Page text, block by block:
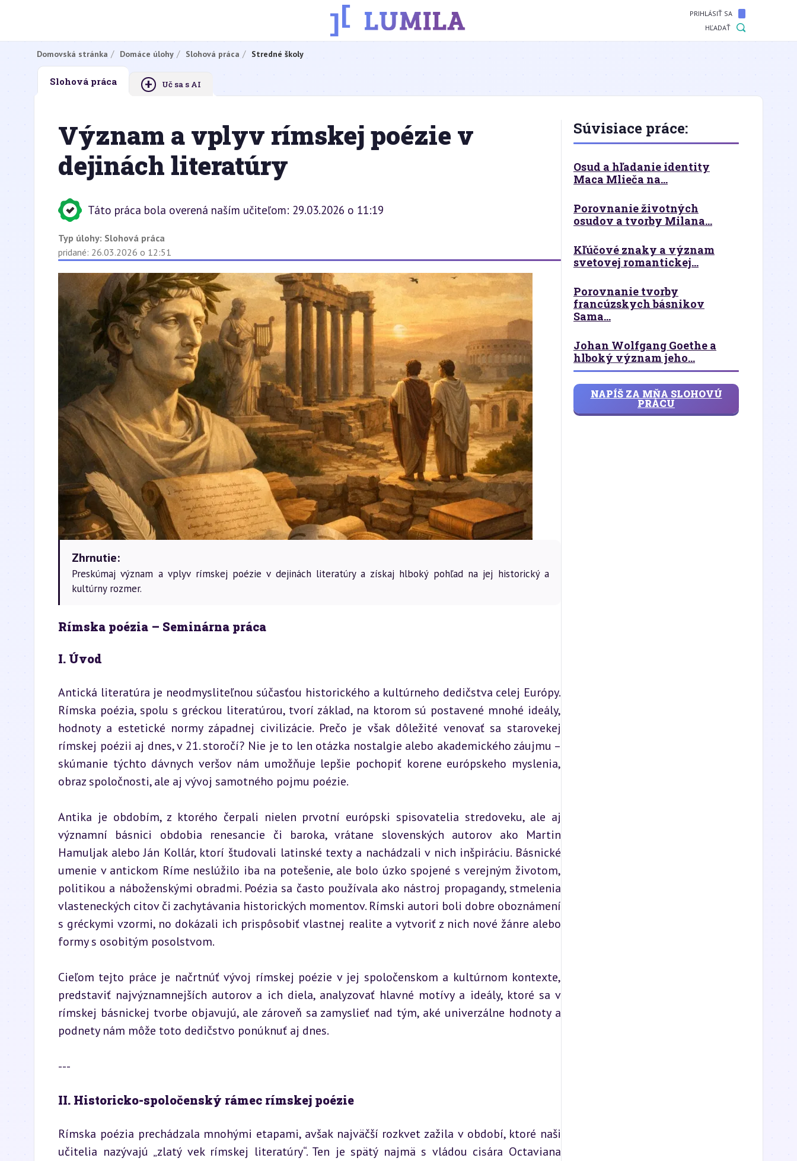
PRIHLÁSIŤ SA
HĽADAŤ
Domovská stránka Domáce úlohy Slohová práca Stredné školy
Slohová práca + Uč sa s AI
Význam a vplyv rímskej poézie v
dejinách literatúry
Táto práca bola overená naším učiteľom: 29.03.2026 o 11:19
Typ úlohy: Slohová práca
pridané: 26.03.2026 o 12:51
Zhrnutie:
Preskúmaj význam a vplyv rímskej poézie v dejinách literatúry a získaj hlboký pohľad na jej historický a
kultúrny rozmer.
Rímska poézia – Seminárna práca
I. Úvod
Antická literatúra je neodmysliteľnou súčasťou historického a kultúrneho dedičstva celej Európy.
Rímska poézia, spolu s gréckou literatúrou, tvorí základ, na ktorom sú postavené mnohé ideály,
hodnoty a estetické normy západnej civilizácie. Prečo je však dôležité venovať sa starovekej
rímskej poézii aj dnes, v 21. storočí? Nie je to len otázka nostalgie alebo akademického záujmu –
skúmanie týchto dávnych veršov nám umožňuje lepšie pochopiť korene európskeho myslenia,
obraz spoločnosti, ale aj vývoj samotného pojmu poézie.
Antika je obdobím, z ktorého čerpali nielen prvotní európski spisovatelia stredoveku, ale aj
významní básnici obdobia renesancie či baroka, vrátane slovenských autorov ako Martin
Hamuljak alebo Ján Kollár, ktorí študovali latinské texty a nachádzali v nich inšpiráciu. Básnické
umenie v antickom Ríme neslúžilo iba na potešenie, ale bolo úzko spojené s verejným životom,
politikou a náboženskými obradmi. Poézia sa často používala ako nástroj propagandy, stmelenia
vlasteneckých citov či zachytávania historických momentov. Rímski autori boli dobre oboznámení
s gréckymi vzormi, no dokázali ich prispôsobiť vlastnej realite a vytvoriť z nich nové žánre alebo
formy s osobitým posolstvom.
Cieľom tejto práce je načrtnúť vývoj rímskej poézie v jej spoločenskom a kultúrnom kontexte,
predstaviť najvýznamnejších autorov a ich diela, analyzovať hlavné motívy a ideály, ktoré sa v
rímskej básnickej tvorbe objavujú, ale zároveň sa zamyslieť nad tým, aké univerzálne hodnoty a
podnety nám môže toto dedičstvo ponúknuť aj dnes.
---
II. Historicko-spoločenský rámec rímskej poézie
Rímska poézia prechádzala mnohými etapami, avšak najväčší rozkvet zažila v období, ktoré naši
učitelia nazývajú „zlatý vek rímskej literatúry“. Ten je spätý najmä s vládou cisára Octaviana
Súvisiace práce:
Osud a hľadanie identity
Maca Mlieča na...
Porovnanie životných
osudov a tvorby Milana...
Kľúčové znaky a význam
svetovej romantickej...
Porovnanie tvorby
francúzskych básnikov
Sama...
Johan Wolfgang Goethe a
hlboký význam jeho...
NAPÍŠ ZA MŇA SLOHOVÚ
PRÁCU